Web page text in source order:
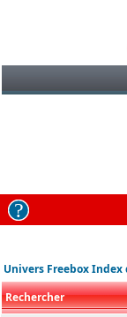
Univers Freebox Index
Rechercher